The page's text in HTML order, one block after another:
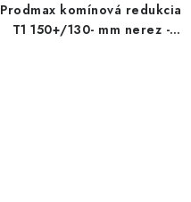
Prodmax komínová redukcia
T1 150+/130- mm nerez -